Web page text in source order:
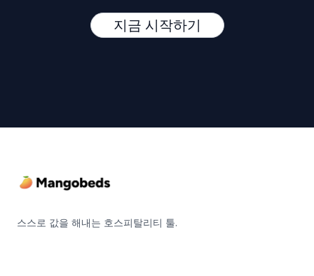
지금 시작하기
스스로 값을 해내는 호스피탈리티 툴.